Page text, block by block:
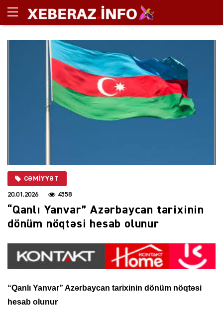
CƏMIYYƏT
20.01.2026 4558
“Qanlı Yanvar” Azərbaycan tarixinin
dönüm nöqtəsi hesab olunur
“Qanlı Yanvar” Azərbaycan tarixinin dönüm nöqtəsi
hesab olunur